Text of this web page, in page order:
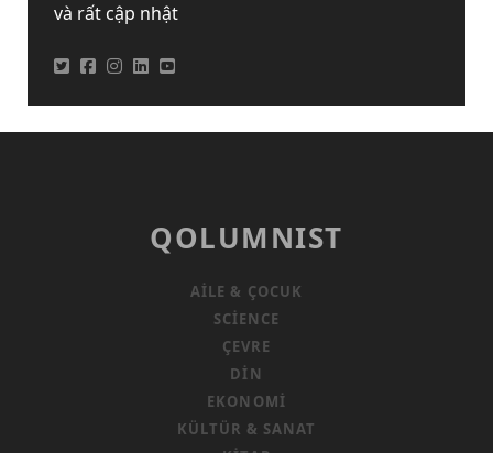
và rất cập nhật
QOLUMNIST
AILE & ÇOCUK
SCIENCE
ÇEVRE
DIN
EKONOMI
KÜLTÜR & SANAT